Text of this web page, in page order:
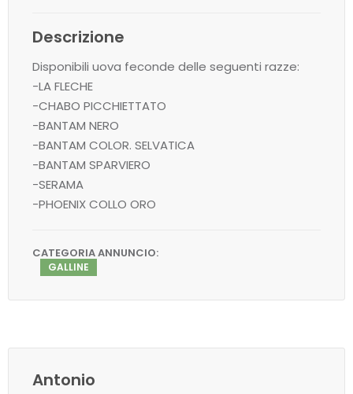
Descrizione
Disponibili uova feconde delle seguenti razze:
-LA FLECHE
-CHABO PICCHIETTATO
-BANTAM NERO
-BANTAM COLOR. SELVATICA
-BANTAM SPARVIERO
-SERAMA
-PHOENIX COLLO ORO
CATEGORIA ANNUNCIO:
GALLINE
Antonio